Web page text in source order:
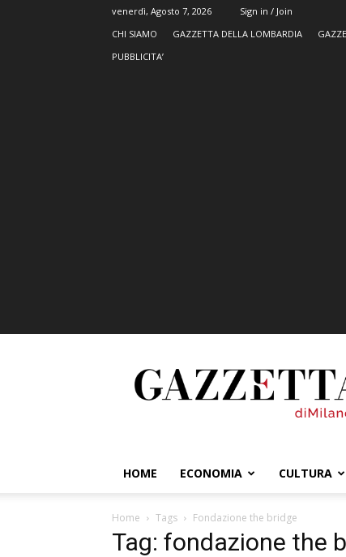
venerdì, Agosto 7, 2026
Sign in / Join
CHI SIAMO
GAZZETTA DELLA LOMBARDIA
PUBBLICITA’
HOME ECONOMIA CULTURA
Home Tags Fondazione the bridge
Tag: fondazione the